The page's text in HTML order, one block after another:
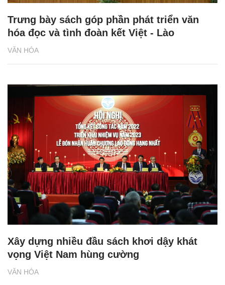
VĂN HÓA
Trưng bày sách góp phần phát triển văn
hóa đọc và tình đoàn kết Việt - Lào
VĂN HÓA
Xây dựng nhiều đầu sách khơi dậy khát
vọng Việt Nam hùng cường